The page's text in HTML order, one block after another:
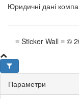
Юридичні дані
≡ Sticker Wall ≡ ©
Параметри